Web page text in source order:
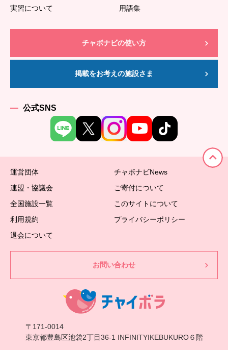
実習について
用語集
チャボナビの使い方
掲載をお考えの施設さま
公式SNS
運営団体
チャボナビNews
連盟・協議会
ご寄付について
全国施設一覧
このサイトについて
利用規約
プライバシーポリシー
退会について
お問い合わせ
〒171-0014
東京都豊島区池袋2丁目36-1 INFINITYIKEBUKURO６階